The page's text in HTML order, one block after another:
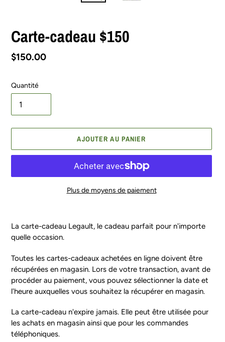
Carte-cadeau $150
Prix
$150.00
Quantité
AJOUTER AU PANIER
Plus de moyens de paiement
d'un
produit
à
votre
panier
La carte-cadeau Legault, le cadeau parfait pour n'importe
quelle occasion.
Toutes les cartes-cadeaux achetées en ligne doivent être
récupérées en magasin. Lors de votre transaction, avant de
procéder au paiement, vous pouvez sélectionner la date et
l'heure auxquelles vous souhaitez la récupérer en magasin.
La carte-cadeau n'expire jamais. Elle peut être utilisée pour
les achats en magasin ainsi que pour les commandes
téléphoniques.